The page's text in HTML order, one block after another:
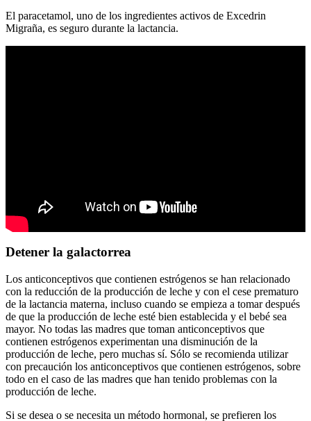
El paracetamol, uno de los ingredientes activos de Excedrin
Migraña, es seguro durante la lactancia.
Detener la galactorrea
Los anticonceptivos que contienen estrógenos se han relacionado
con la reducción de la producción de leche y con el cese prematuro
de la lactancia materna, incluso cuando se empieza a tomar después
de que la producción de leche esté bien establecida y el bebé sea
mayor. No todas las madres que toman anticonceptivos que
contienen estrógenos experimentan una disminución de la
producción de leche, pero muchas sí. Sólo se recomienda utilizar
con precaución los anticonceptivos que contienen estrógenos, sobre
todo en el caso de las madres que han tenido problemas con la
producción de leche.
Si se desea o se necesita un método hormonal, se prefieren los